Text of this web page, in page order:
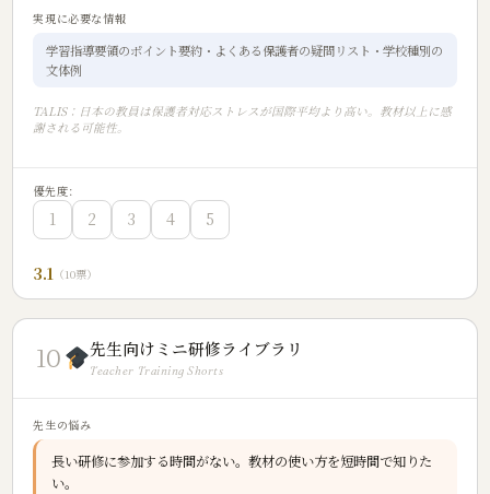
実現に必要な情報
学習指導要領のポイント要約・よくある保護者の疑問リスト・学校種別の
文体例
TALIS：日本の教員は保護者対応ストレスが国際平均より高い。教材以上に感
謝される可能性。
優先度:
1 2 3 4 5
3.1 （10票）
10 先生向けミニ研修ライブラリ
Teacher Training Shorts
先生の悩み
長い研修に参加する時間がない。教材の使い方を短時間で知りた
い。